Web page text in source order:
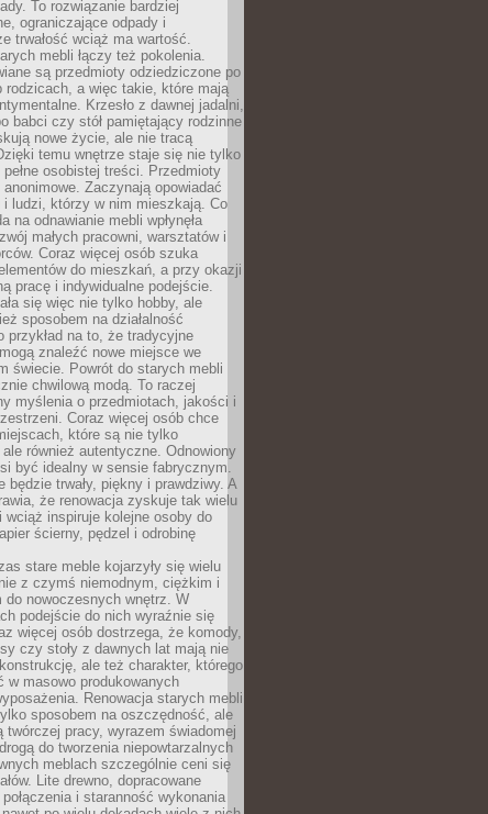
To rozwiązanie bardziej
ograniczające odpady i
trwałość wciąż ma wartość.
mebli łączy też pokolenia.
są przedmioty odziedziczone po
rodzicach, a więc takie, które mają
Krzesło z dawnej jadalni,
babci czy stół pamiętający rodzinne
nowe życie, ale nie tracą
temu wnętrze staje się nie tylko
pełne osobistej treści. Przedmioty
Zaczynają opowiadać
i ludzi, którzy w nim mieszkają. Co
na odnawianie mebli wpłynęła
małych pracowni, warsztatów i
Coraz więcej osób szuka
do mieszkań, a przy okazji
pracę i indywidualne podejście.
się więc nie tylko hobby, ale
sposobem na działalność
przykład na to, że tradycyjne
znaleźć nowe miejsce we
świecie. Powrót do starych mebli
chwilową modą. To raczej
myślenia o przedmiotach, jakości i
Coraz więcej osób chce
które są nie tylko
również autentyczne. Odnowiony
być idealny w sensie fabrycznym.
będzie trwały, piękny i prawdziwy. A
że renowacja zyskuje tak wielu
wciąż inspiruje kolejne osoby do
ścierny, pędzel i odrobinę
stare meble kojarzyły się wielu
z czymś niemodnym, ciężkim i
do nowoczesnych wnętrz. W
podejście do nich wyraźnie się
więcej osób dostrzega, że komody,
czy stoły z dawnych lat mają nie
ale też charakter, którego
w masowo produkowanych
Renowacja starych mebli
sposobem na oszczędność, ale
twórczej pracy, wyrazem świadomej
do tworzenia niepowtarzalnych
meblach szczególnie ceni się
Lite drewno, dopracowane
połączenia i staranność wykonania